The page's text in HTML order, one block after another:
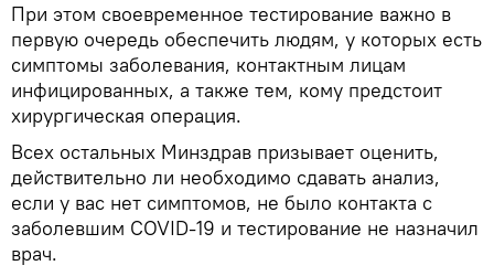
При этом своевременное тестирование важно в
первую очередь обеспечить людям, у которых есть
симптомы заболевания, контактным лицам
инфицированных, а также тем, кому предстоит
хирургическая операция.
Всех остальных Минздрав призывает оценить,
действительно ли необходимо сдавать анализ,
если у вас нет симптомов, не было контакта с
заболевшим COVID-19 и тестирование не назначил
врач.